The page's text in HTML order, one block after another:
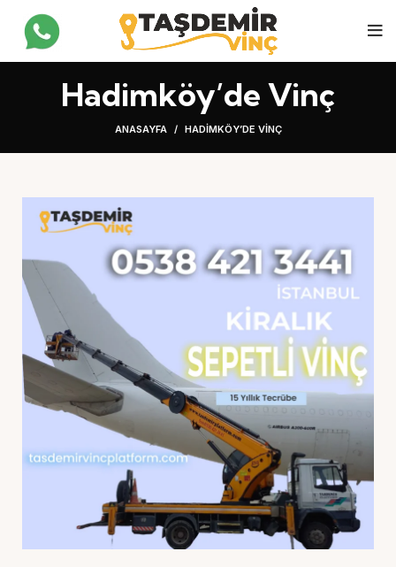
Hadimköy’de Vinç
ANASAYFA HADIMKÖY’DE VINÇ